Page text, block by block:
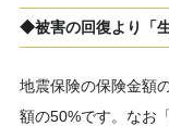
◆被害の回復より「
地震保険の保険金額
額の50%です。なお